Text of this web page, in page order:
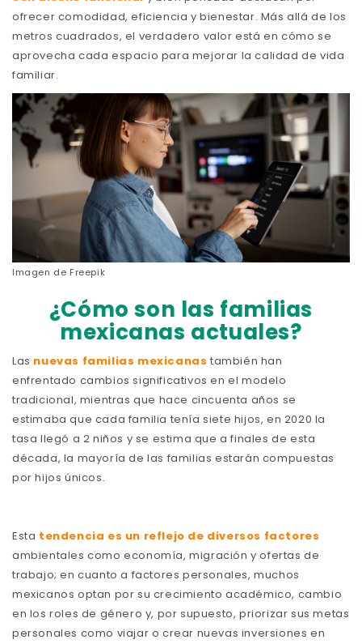
ofrecer comodidad, eficiencia y bienestar. Más allá de los
metros cuadrados, el verdadero valor está en cómo se
aprovecha cada espacio para mejorar la calidad de vida
familiar.
Imagen de Freepik
¿Cómo son las familias
mexicanas actuales?
Las nuevas familias mexicanas también han
enfrentado cambios significativos en el modelo
tradicional, mientras que hace cincuenta años se
estimaba que cada familia tenía siete hijos, en 2020 la
tasa llegó a 2 niños y se estima que a finales de esta
década, la mayoría de las familias estarán compuestas
por hijos únicos.
Esta tendencia es un reflejo de diversos factores
ambientales como economía, migración y ofertas de
trabajo; en cuanto a factores personales, muchos
mexicanos optan por su crecimiento académico, cambio
en los roles de género y, por supuesto, priorizar sus metas
personales como viajar o crear nuevas inversiones en